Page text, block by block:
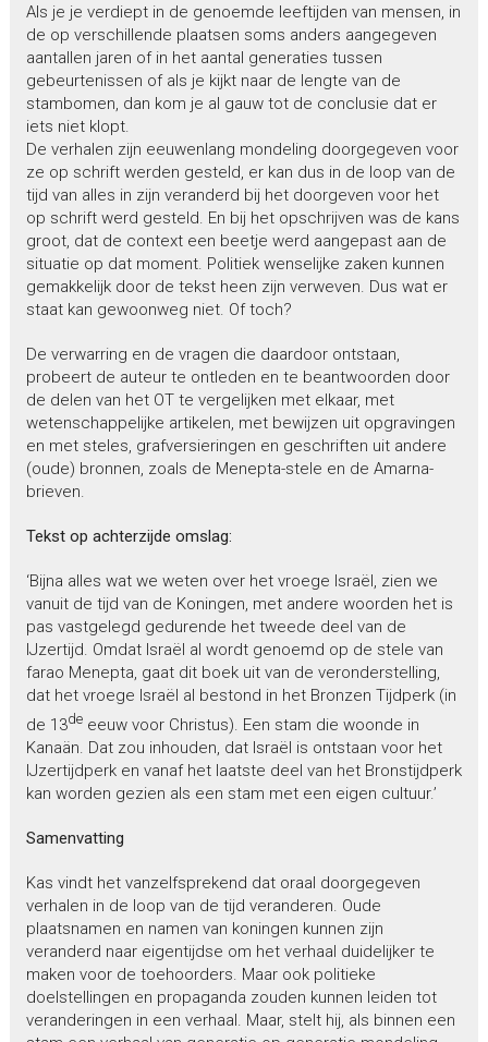
Als je je verdiept in de genoemde leeftijden van mensen, in
de op verschillende plaatsen soms anders aangegeven
aantallen jaren of in het aantal generaties tussen
gebeurtenissen of als je kijkt naar de lengte van de
stambomen, dan kom je al gauw tot de conclusie dat er
iets niet klopt.
De verhalen zijn eeuwenlang mondeling doorgegeven voor
ze op schrift werden gesteld, er kan dus in de loop van de
tijd van alles in zijn veranderd bij het doorgeven voor het
op schrift werd gesteld. En bij het opschrijven was de kans
groot, dat de context een beetje werd aangepast aan de
situatie op dat moment. Politiek wenselijke zaken kunnen
gemakkelijk door de tekst heen zijn verweven. Dus wat er
staat kan gewoonweg niet. Of toch?
De verwarring en de vragen die daardoor ontstaan,
probeert de auteur te ontleden en te beantwoorden door
de delen van het OT te vergelijken met elkaar, met
wetenschappelijke artikelen, met bewijzen uit opgravingen
en met steles, grafversieringen en geschriften uit andere
(oude) bronnen, zoals de Menepta-stele en de Amarna-
brieven.
Tekst op achterzijde omslag:
‘Bijna alles wat we weten over het vroege Israël, zien we
vanuit de tijd van de Koningen, met andere woorden het is
pas vastgelegd gedurende het tweede deel van de
IJzertijd. Omdat Israël al wordt genoemd op de stele van
farao Menepta, gaat dit boek uit van de veronderstelling,
dat het vroege Israël al bestond in het Bronzen Tijdperk (in
de 13deeeuw voor Christus). Een stam die woonde in
Kanaän. Dat zou inhouden, dat Israël is ontstaan voor het
IJzertijdperk en vanaf het laatste deel van het Bronstijdperk
kan worden gezien als een stam met een eigen cultuur.’
Samenvatting
Kas vindt het vanzelfsprekend dat oraal doorgegeven
verhalen in de loop van de tijd veranderen. Oude
plaatsnamen en namen van koningen kunnen zijn
veranderd naar eigentijdse om het verhaal duidelijker te
maken voor de toehoorders. Maar ook politieke
doelstellingen en propaganda zouden kunnen leiden tot
veranderingen in een verhaal. Maar, stelt hij, als binnen een